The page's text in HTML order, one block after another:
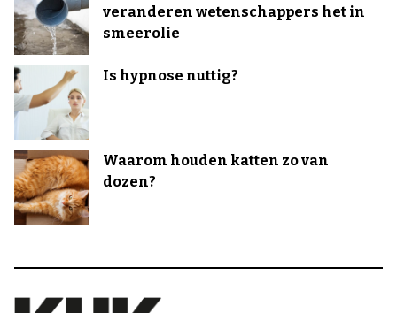
veranderen wetenschappers het in
smeerolie
Is hypnose nuttig?
Waarom houden katten zo van
dozen?